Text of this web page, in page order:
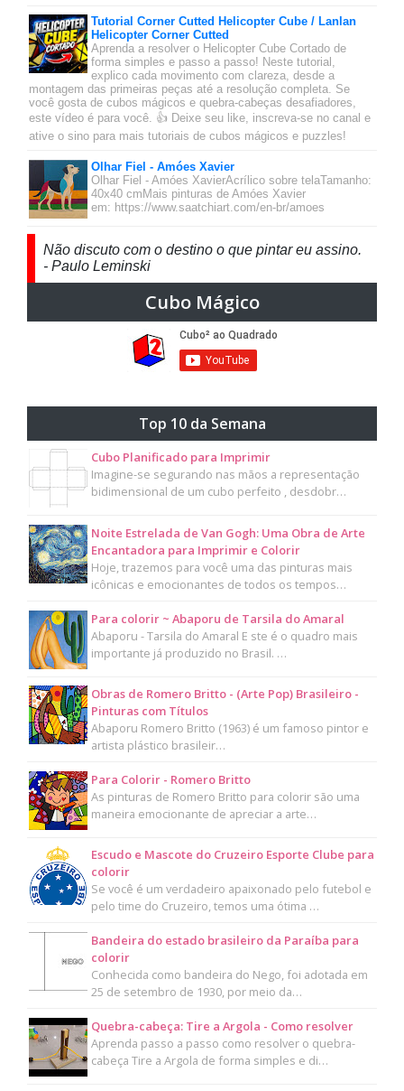
Tutorial Corner Cutted Helicopter Cube / Lanlan
Helicopter Corner Cutted
Aprenda a resolver o Helicopter Cube Cortado de
forma simples e passo a passo! Neste tutorial,
explico cada movimento com clareza, desde a
montagem das primeiras peças até a resolução completa. Se
você gosta de cubos mágicos e quebra-cabeças desafiadores,
este vídeo é para você. 👍 Deixe seu like, inscreva-se no canal e
ative o sino para mais tutoriais de cubos mágicos e puzzles!
Olhar Fiel - Amóes Xavier
Olhar Fiel - Amóes XavierAcrílico sobre telaTamanho:
40x40 cmMais pinturas de Amóes Xavier
em: https://www.saatchiart.com/en-br/amoes
Não discuto com o destino o que pintar eu assino.
- Paulo Leminski
Cubo Mágico
Top 10 da Semana
Cubo Planificado para Imprimir
Imagine-se segurando nas mãos a representação
bidimensional de um cubo perfeito , desdobr…
Noite Estrelada de Van Gogh: Uma Obra de Arte
Encantadora para Imprimir e Colorir
Hoje, trazemos para você uma das pinturas mais
icônicas e emocionantes de todos os tempos…
Para colorir ~ Abaporu de Tarsila do Amaral
Abaporu - Tarsila do Amaral E ste é o quadro mais
importante já produzido no Brasil. …
Obras de Romero Britto - (Arte Pop) Brasileiro -
Pinturas com Títulos
Abaporu Romero Britto (1963) é um famoso pintor e
artista plástico brasileir…
Para Colorir - Romero Britto
As pinturas de Romero Britto para colorir são uma
maneira emocionante de apreciar a arte…
Escudo e Mascote do Cruzeiro Esporte Clube para
colorir
Se você é um verdadeiro apaixonado pelo futebol e
pelo time do Cruzeiro, temos uma ótima …
Bandeira do estado brasileiro da Paraíba para
colorir
Conhecida como bandeira do Nego, foi adotada em
25 de setembro de 1930, por meio da…
Quebra-cabeça: Tire a Argola - Como resolver
Aprenda passo a passo como resolver o quebra-
cabeça Tire a Argola de forma simples e di…